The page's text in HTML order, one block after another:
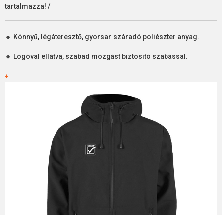
tartalmazza! /
🔸 Könnyű, légáteresztő, gyorsan száradó poliészter anyag.
🔸 Logóval ellátva, szabad mozgást biztosító szabással.
+